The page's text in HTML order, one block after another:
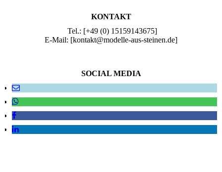
KONTAKT
Tel.: [+49 (0) 15159143675]
E-Mail: [kontakt@modelle-aus-steinen.de]
SOCIAL MEDIA